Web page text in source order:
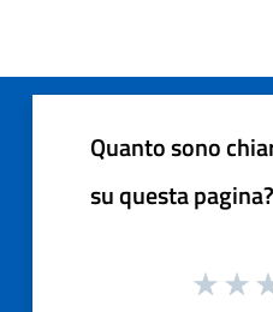
Quanto sono
su questa pagina?